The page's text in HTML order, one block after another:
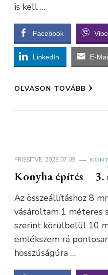
is kell …
Facebook
LinkedIn E-
OLVASON TOVÁBB
FRISSÍTVE: 2023.07.09.
Konyha építés – 3.
Az összeállításhoz 8
vásároltam 1 méteres
szerint körülbelül 10
emlékszem rá
hosszúságúra …